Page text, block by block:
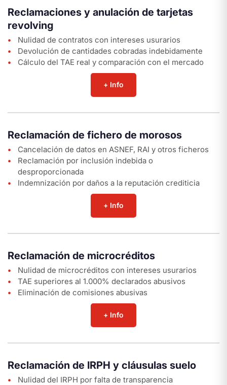
Reclamaciones y anulación de tarjetas
revolving
Nulidad de contratos con intereses usurarios
Devolución de cantidades cobradas indebidamente
Cálculo del TAE real y comparación con el mercado
+ Info
Reclamación de fichero de morosos
Cancelación de datos en ASNEF, RAI y otros ficheros
Reclamación por inclusión indebida o
desproporcionada
Indemnización por daños a la reputación crediticia
+ Info
Reclamación de microcréditos
Nulidad de microcréditos con intereses usurarios
TAE superiores al 1.000% declarados abusivos
Eliminación de comisiones abusivas
+ Info
Reclamación de IRPH y cláusulas suelo
Nulidad del IRPH por falta de transparencia